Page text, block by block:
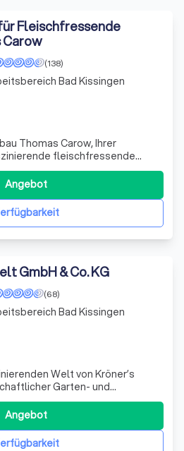
Fleischfressende
Carow
(138)
Thomas Carow, Ihrer
fleischfressende
begeistern wir uns
der Insectivoren und
Bann ziehen. Unsere
umfasst etwa 300.000 Pflanzen
Angebot
Bad Kissingen
GmbH & Co. KG
(68)
Welt von Kröner’s
Garten- und
wir Ihnen nicht nur
sondern auch die
zu verwirklichen. Unter
von Herrn Kröner, uns
Angebot
Bad Kissingen